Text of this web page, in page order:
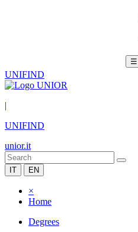
☰
UNIFIND
|
UNIFIND
unior.it
IT EN
×
Home
Degrees